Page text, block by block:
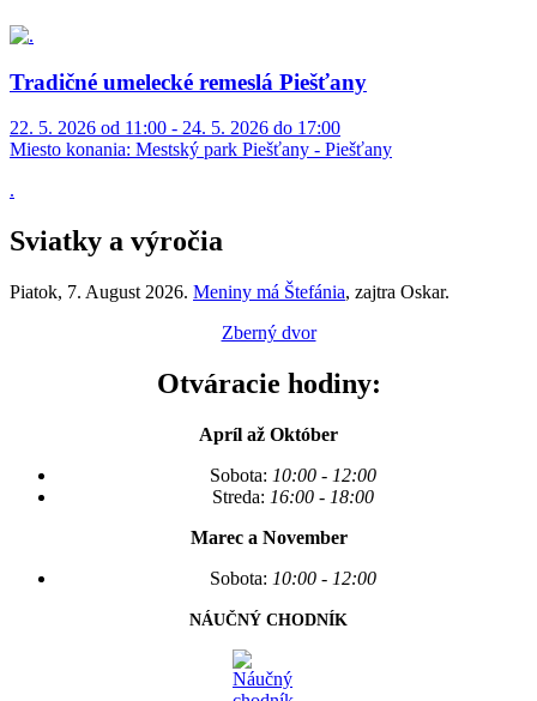
Tradičné umelecké remeslá Piešťany
22. 5. 2026 od 11:00 - 24. 5. 2026 do 17:00
Miesto konania: Mestský park Piešťany - Piešťany
.
Sviatky a výročia
Piatok, 7. August 2026. Meniny má Štefánia, zajtra Oskar.
Zberný dvor
Otváracie hodiny:
Apríl až Október
Sobota: 10:00 - 12:00
Streda: 16:00 - 18:00
Marec a November
Sobota: 10:00 - 12:00
NÁUČNÝ CHODNÍK